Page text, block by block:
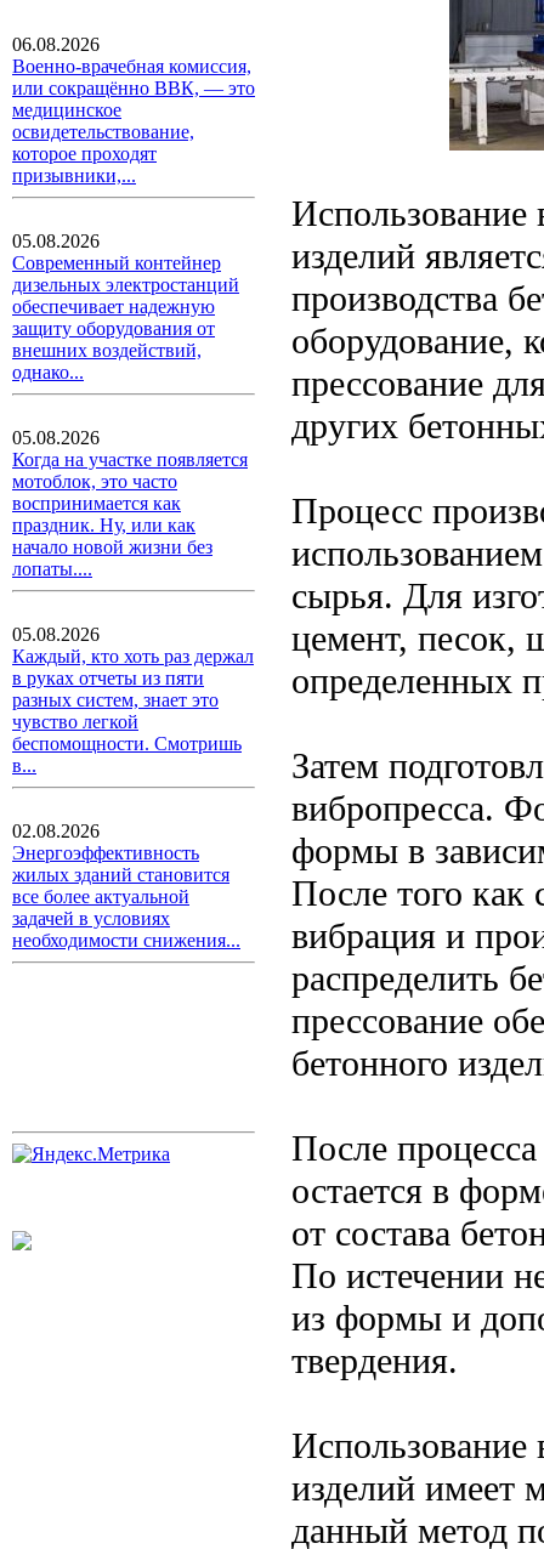
06.08.2026
Военно-врачебная комиссия,
или сокращённо ВВК, — это
медицинское
освидетельствование,
которое проходят
призывники,...
05.08.2026
Современный контейнер
дизельных электростанций
обеспечивает надежную
защиту оборудования от
внешних воздействий,
однако...
05.08.2026
Когда на участке появляется
мотоблок, это часто
воспринимается как
праздник. Ну, или как
начало новой жизни без
лопаты....
05.08.2026
Каждый, кто хоть раз держал
в руках отчеты из пяти
разных систем, знает это
чувство легкой
беспомощности. Смотришь
в...
02.08.2026
Энергоэффективность
жилых зданий становится
все более актуальной
задачей в условиях
необходимости снижения...
Использование
изделий
производства
оборудование,
прессование
других
Процесс
сырья. Для
цемент, песок,
определенных
Затем
вибропресса.
формы в
После того как
вибрация и
распределить
прессование
бетонного
После
остается в
от состава
По истечении
из формы и
твердения.
Использование
изделий имеет
данный метод